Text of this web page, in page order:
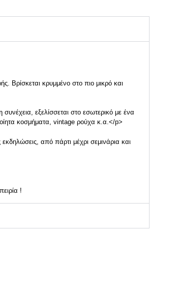
Βρίσκεται κρυμμένο στο πιο μικρό και
εξελίσσεται στο εσωτερικό με ένα
κοσμήματα, vintage ρούχα κ.α.</p>
εκδηλώσεις , από πάρτι μέχρι σεμινάρια και
!